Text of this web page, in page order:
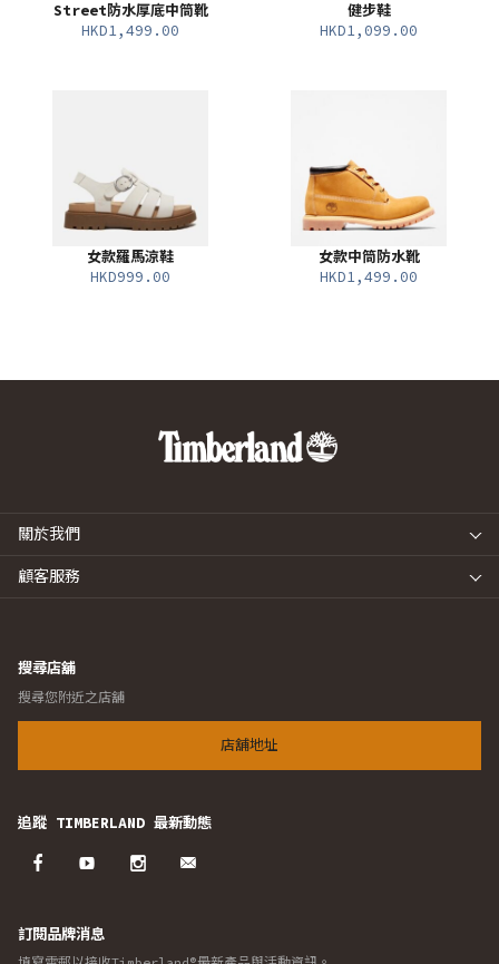
Street防水厚底中筒靴
HKD1,499.00
健步鞋
HKD1,099.00
女款羅馬涼鞋
HKD999.00
女款中筒防水靴
HKD1,499.00
關於我們
顧客服務
搜尋店舖
搜尋您附近之店舖
店舖地址
追蹤 TIMBERLAND 最新動態
訂閱品牌消息